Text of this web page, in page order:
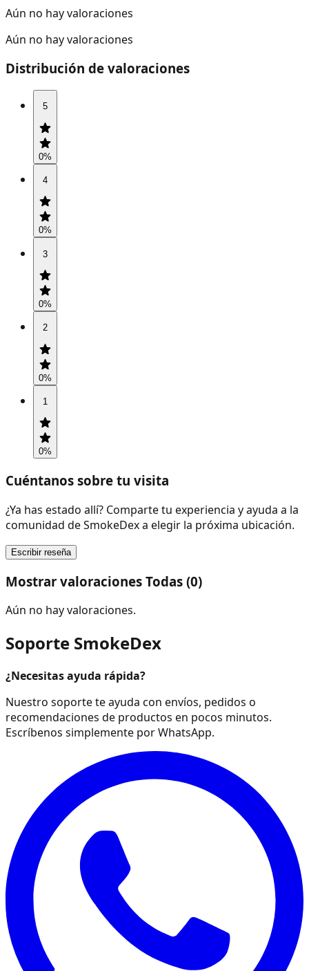
Aún no hay valoraciones
Aún no hay valoraciones
Distribución de valoraciones
5
0%
4
0%
3
0%
2
0%
1
0%
Cuéntanos sobre tu visita
¿Ya has estado allí? Comparte tu experiencia y ayuda a la
comunidad de SmokeDex a elegir la próxima ubicación.
Escribir reseña
Mostrar valoraciones Todas (0)
Aún no hay valoraciones.
Soporte SmokeDex
¿Necesitas ayuda rápida?
Nuestro soporte te ayuda con envíos, pedidos o
recomendaciones de productos en pocos minutos.
Escríbenos simplemente por WhatsApp.